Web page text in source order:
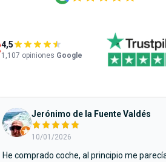
4,5
1,107 opiniones Google
Jerónimo de la Fuente Valdés
10/01/2026
He comprado coche, al principio me